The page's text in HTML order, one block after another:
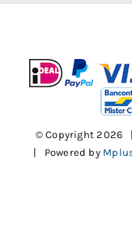
© Copyright2026
| Powered by